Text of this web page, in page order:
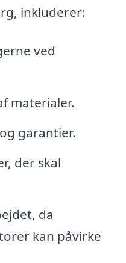
inkluderer:
ved
materialer.
garantier.
der skal
da
kan påvirke